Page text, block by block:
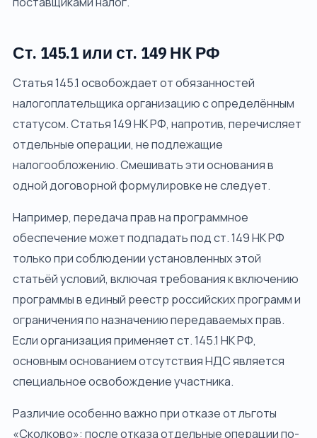
Ст. 145.1 или ст. 149 НК РФ
Статья 145.1 освобождает от обязанностей
налогоплательщика организацию с определённым
статусом. Статья 149 НК РФ, напротив, перечисляет
отдельные операции, не подлежащие
налогообложению. Смешивать эти основания в
одной договорной формулировке не следует.
Например, передача прав на программное
обеспечение может подпадать под ст. 149 НК РФ
только при соблюдении установленных этой
статьёй условий, включая требования к включению
программы в единый реестр российских программ и
ограничения по назначению передаваемых прав.
Если организация применяет ст. 145.1 НК РФ,
основным основанием отсутствия НДС является
специальное освобождение участника.
Различие особенно важно при отказе от льготы
«Сколково»: после отказа отдельные операции по-